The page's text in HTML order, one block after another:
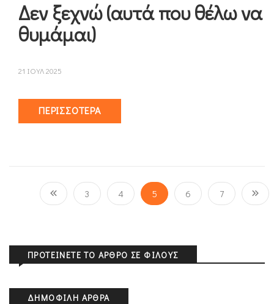
Δεν ξεχνώ (αυτά που θέλω να
θυμάμαι)
21 ΙΟΥΛ 2025
ΠΕΡΙΣΣΌΤΕΡΑ
3 4 5 6 7
ΠΡΟΤΕΊΝΕΤΕ ΤΟ ΆΡΘΡΟ ΣΕ ΦΊΛΟΥΣ
ΔΗΜΟΦΙΛΉ ΆΡΘΡΑ